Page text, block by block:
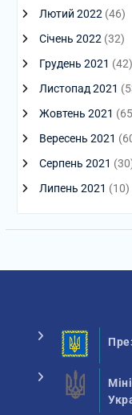
Лютий 2022 (46)
Січень 2022 (32)
Грудень 2021 (42)
Листопад 2021
Жовтень 2021
Вересень 2021
Серпень 2021
Липень 2021 (10)